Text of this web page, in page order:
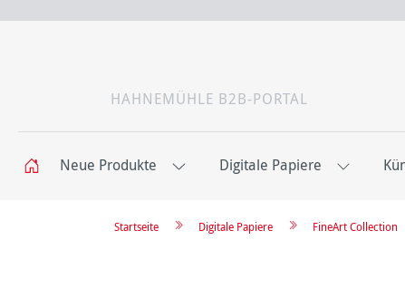
HAHNEMÜHLE B2B-PORTAL
Neue Produkte Digitale Papiere
FineArt Collection
Digitale Papiere
Startseite